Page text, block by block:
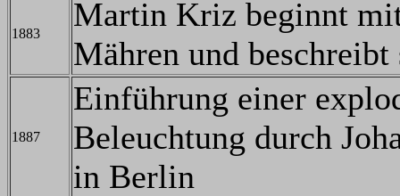
1883
Martin Kriz beginnt
Mähren und beschreibt
1887
Einführung einer
Beleuchtung durch
in Berlin